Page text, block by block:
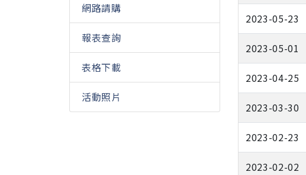
網路請購
報表查詢
表格下載
活動照片
2023-05-23
2023-05-01
2023-04-25
2023-03-30
2023-02-23
2023-02-02